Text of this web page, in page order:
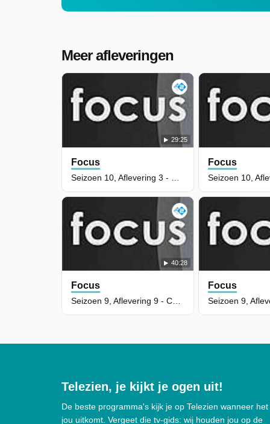
Meer afleveringen
29:25
Focus Focus
40:28
Focus Focus
Telezien, je kijkt je ogen uit!
De beste programma's kijk je op Telezien wanneer het
jou uitkomt. Vergeet die tv-gids: wij houden jou op de